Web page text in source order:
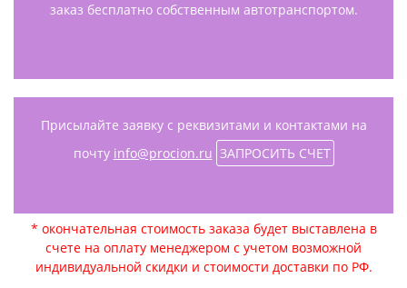
заказ бесплатно собственным автотранспортом.
Присылайте заявку с реквизитами и контактами на
почту info@procion.ru ЗАПРОСИТЬ СЧЕТ
* окончательная стоимость заказа будет выставлена в
счете на оплату менеджером с учетом возможной
индивидуальной скидки и стоимости доставки по РФ.